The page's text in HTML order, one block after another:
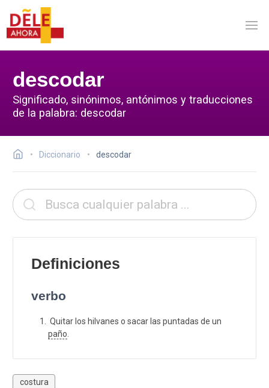
descodar
Significado, sinónimos, antónimos y traducciones
de la palabra: descodar
Diccionario descodar
Definiciones
verbo
Quitar los hilvanes o sacar las puntadas de un
paño
costura